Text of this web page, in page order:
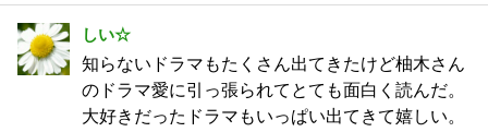
しい☆
知らないドラマもたくさん出てきたけど柚木さん
のドラマ愛に引っ張られてとても面白く読んだ。
大好きだったドラマもいっぱい出てきて嬉しい。